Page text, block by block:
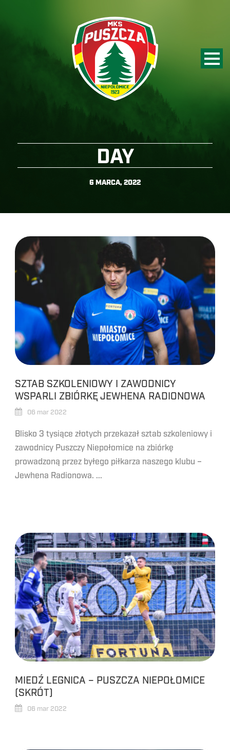
DAY
6 MARCA, 2022
SZTAB SZKOLENIOWY I ZAWODNICY
WSPARLI ZBIÓRKĘ JEWHENA RADIONOWA
06 mar 2022
Blisko 3 tysiące złotych przekazał sztab szkoleniowy i
zawodnicy Puszczy Niepołomice na zbiórkę
prowadzoną przez byłego piłkarza naszego klubu –
Jewhena Radionowa. ...
MIEDŹ LEGNICA – PUSZCZA NIEPOŁOMICE
(SKRÓT)
06 mar 2022